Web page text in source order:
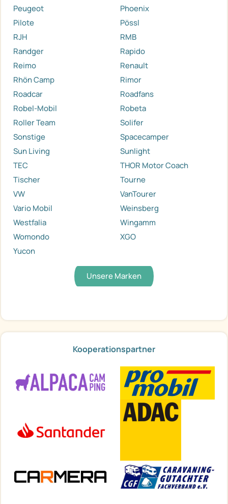
Peugeot
Phoenix
Pilote
Pössl
RJH
RMB
Randger
Rapido
Reimo
Renault
Rhön Camp
Rimor
Roadcar
Roadfans
Robel-Mobil
Robeta
Roller Team
Solifer
Sonstige
Spacecamper
Sun Living
Sunlight
TEC
THOR Motor Coach
Tischer
Tourne
VW
VanTourer
Vario Mobil
Weinsberg
Westfalia
Wingamm
Womondo
XGO
Yucon
Unsere Marken
Kooperationspartner